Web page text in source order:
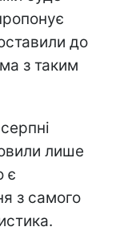
до
з таким
лише
є
з самого